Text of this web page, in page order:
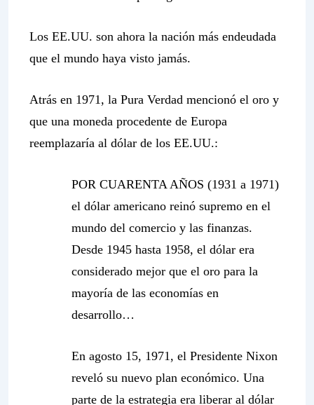
Los EE.UU. son ahora la nación más endeudada
que el mundo haya visto jamás.
Atrás en 1971, la Pura Verdad mencionó el oro y
que una moneda procedente de Europa
reemplazaría al dólar de los EE.UU.:
POR CUARENTA AÑOS (1931 a 1971)
el dólar americano reinó supremo en el
mundo del comercio y las finanzas.
Desde 1945 hasta 1958, el dólar era
considerado mejor que el oro para la
mayoría de las economías en
desarrollo…
En agosto 15, 1971, el Presidente Nixon
reveló su nuevo plan económico. Una
parte de la estrategia era liberar al dólar